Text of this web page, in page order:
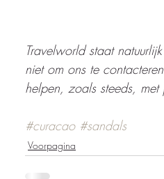
Travelworld staat
niet om ons te
helpen, zoals steeds,
#curacao #sandals
Voorpagina